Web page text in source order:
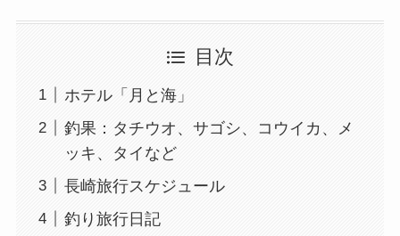
目次
ホテル「月と海」
釣果：タチウオ、サゴシ、コウイカ、メ
ッキ、タイなど
長崎旅行スケジュール
釣り旅行日記